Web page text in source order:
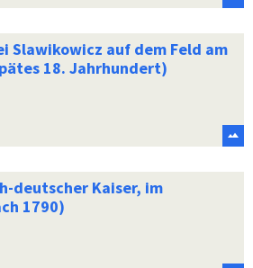
Slawikowicz auf dem Feld am
18. Jahrhundert)
deutscher Kaiser, im
1790)